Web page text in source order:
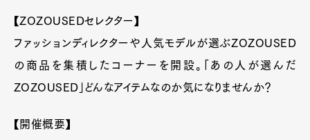
【ZOZOUSEDセレクター】
ファッションディレクターや人気モデルが選ぶZOZOUSED
の商品を集積したコーナーを開設。「あの人が選んだ
ZOZOUSED」どんなアイテムなのか気になりませんか？
【開催概要】